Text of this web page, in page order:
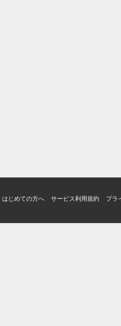
はじめての方へ サービス利用規約 プラ